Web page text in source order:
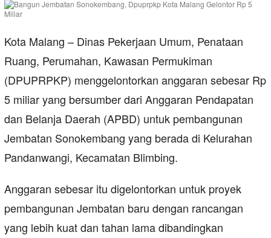
Kota Malang – Dinas Pekerjaan Umum, Penataan
Ruang, Perumahan, Kawasan Permukiman
(DPUPRPKP) menggelontorkan anggaran sebesar Rp
5 miliar yang bersumber dari Anggaran Pendapatan
dan Belanja Daerah (APBD) untuk pembangunan
Jembatan Sonokembang yang berada di Kelurahan
Pandanwangi, Kecamatan Blimbing.
Anggaran sebesar itu digelontorkan untuk proyek
pembangunan Jembatan baru dengan rancangan
yang lebih kuat dan tahan lama dibandingkan